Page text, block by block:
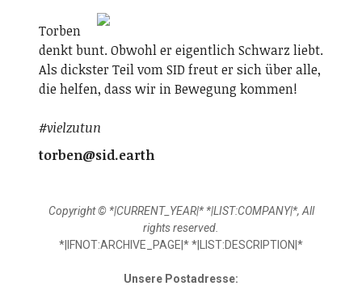
Torben
denkt bunt. Obwohl er eigentlich Schwarz liebt.
Als dickster Teil vom SID freut er sich über alle,
die helfen, dass wir in Bewegung kommen!
#vielzutun
torben@sid.earth
Copyright © *|CURRENT_YEAR|* *|LIST:COMPANY|*, All
rights reserved.
*|IFNOT:ARCHIVE_PAGE|* *|LIST:DESCRIPTION|*
Unsere Postadresse: